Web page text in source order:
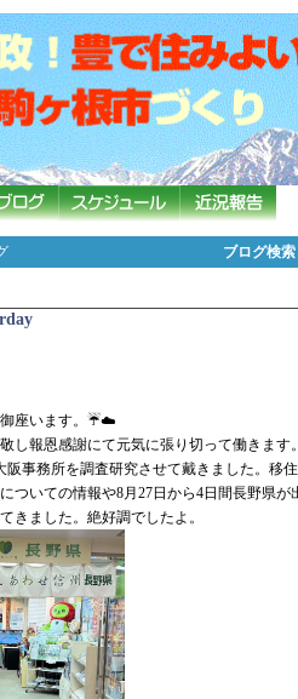
ブログ検索
座います。☔️☁️
し報恩感謝にて元気に張り切って働きます。
阪事務所を調査研究させて戴きました。移
ついての情報や8月27日から4日間長野県
きました。絶好調でしたよ。